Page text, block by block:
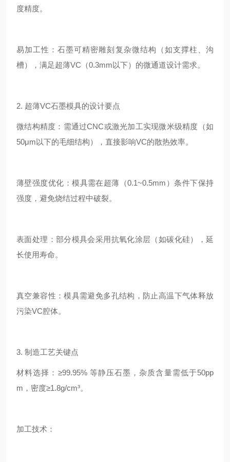
度精度。
易加工性：石墨可精密雕刻复杂微结构（如支撑柱、沟
槽），满足超薄VC（0.3mm以下）的微通道设计需求。
2. 超薄VC石墨模具的设计要点
微结构精度：需通过CNC或激光加工实现微米级精度（如
50μm以下的毛细结构），直接影响VC的散热效率。
薄壁强度优化：模具需在超薄（0.1~0.5mm）条件下保持
强度，避免烧结过程中破裂。
表面处理：部分模具会采用抗氧化涂层（如碳化硅），延
长使用寿命。
真空兼容性：模具需避免多孔结构，防止高温下气体释放
污染VC腔体。
3. 制造工艺关键点
材料选择：≥99.95% 等静压石墨，杂质含量需低于50pp
m，密度≥1.8g/cm³。
加工技术：